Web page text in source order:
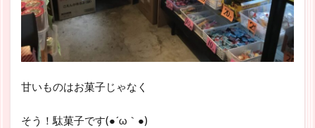
甘いものはお菓子じゃなく
そう！駄菓子です(●´ω｀●)